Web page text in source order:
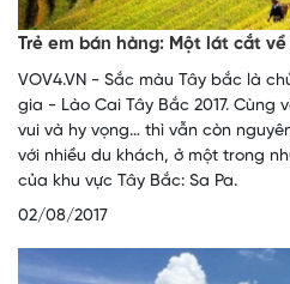
Trẻ em bán hàng: Một lát cắt
VOV4.VN - Sắc màu Tây bắc là
gia - Lào Cai Tây Bắc 2017. Cùng
vui và hy vọng… thì vẫn còn
với nhiều du khách, ở một trong
của khu vực Tây Bắc: Sa Pa.
02/08/2017